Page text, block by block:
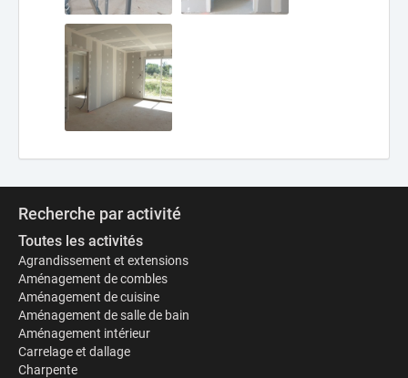
Recherche par activité
Toutes les activités
Agrandissement et extensions
Aménagement de combles
Aménagement de cuisine
Aménagement de salle de bain
Aménagement intérieur
Carrelage et dallage
Charpente